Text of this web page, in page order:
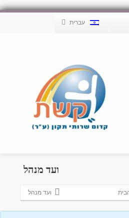
עברית
ועד מנהל
ועד מנהל